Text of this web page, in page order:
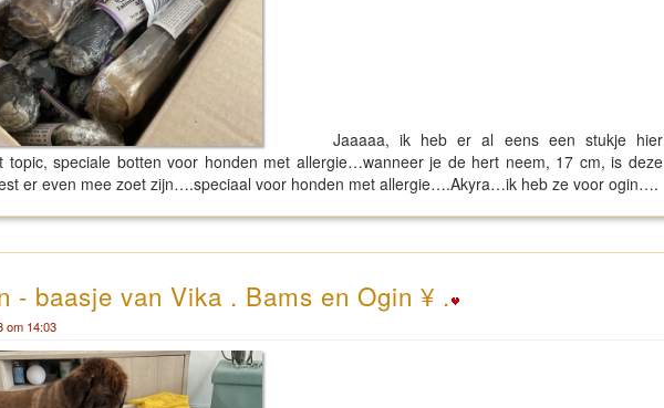
Jaaaaa, ik heb er al eens een stukje hier
topic, speciale botten voor honden met allergie…wanneer je de hert neem, 17 cm, is deze
er even mee zoet zijn….speciaal voor honden met allergie….Akyra…ik heb ze voor ogin….
- baasje van Vika . Bams en Ogin ¥ .
om 14:03